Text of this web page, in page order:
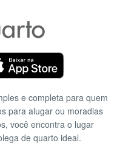
e completa para quem
para alugar ou moradias
você encontra o lugar
de quarto ideal.